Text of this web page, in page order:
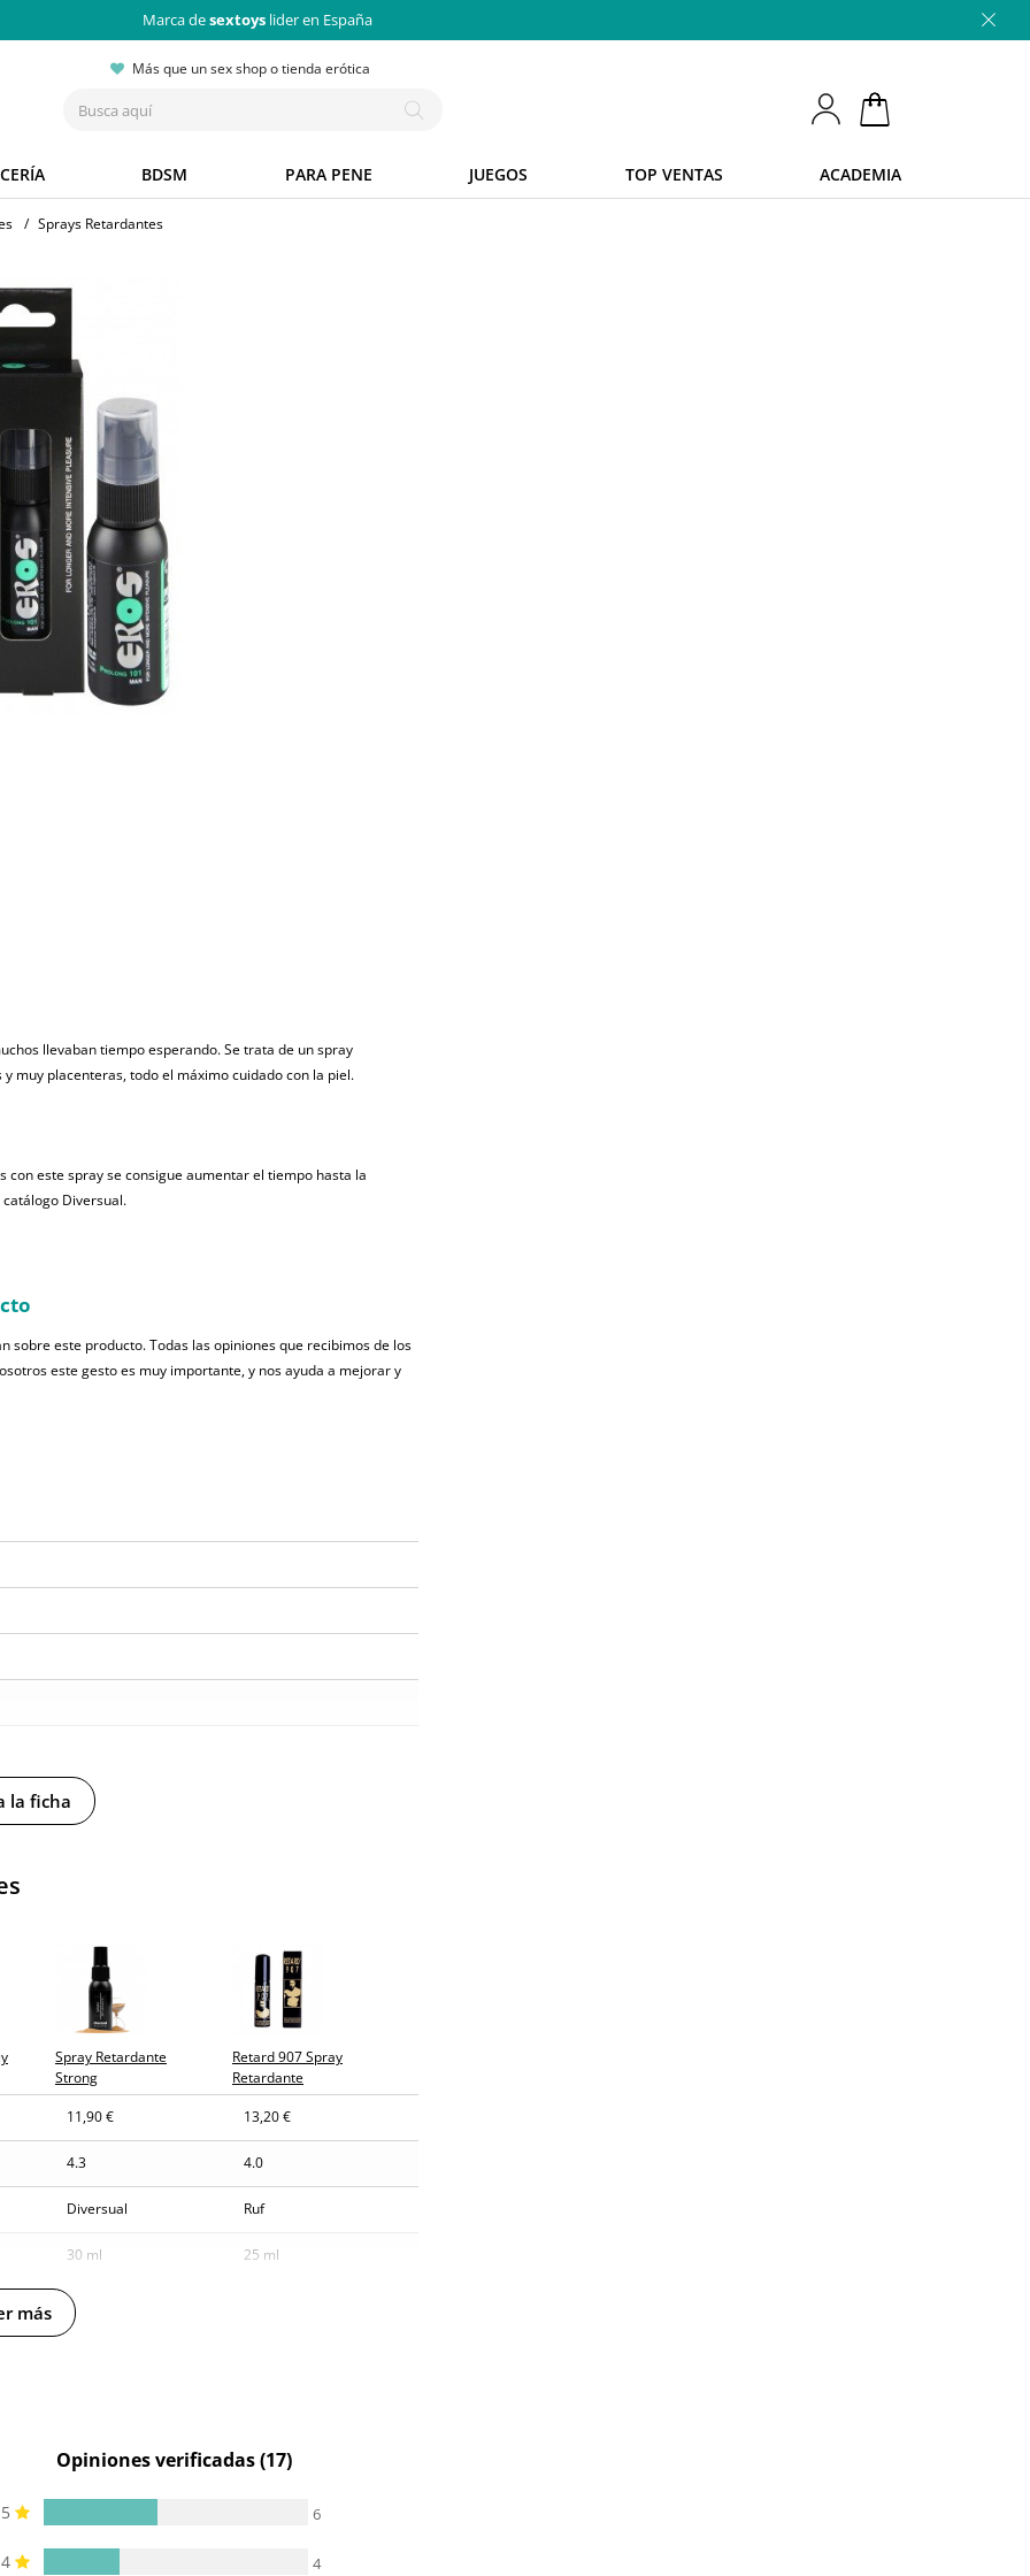
Marca desextoys lider en España
Más que un sex shop o tienda erótica
BDSM PARA PENE JUEGOS TOP VENTAS ACADEMIA
/ Sprays Retardantes
llevaban tiempo esperando. Se trata de un spray
muy placenteras, todo el máximo cuidado con la piel.
este spray se consigue aumentar el tiempo hasta la
Diversual.
sobre este producto. Todas las opiniones que recibimos de los
este gesto es muy importante, y nos ayuda a mejorar y
sin distintivos
(fecha estimada)
la ficha
Spray Retardante
Strong
Retard 907 Spray
Retardante
11,90 € 13,20 €
4.3 4.0
Diversual Ruf
30 ml 25 ml
más
Opiniones verificadas (17)
5 6
4 4